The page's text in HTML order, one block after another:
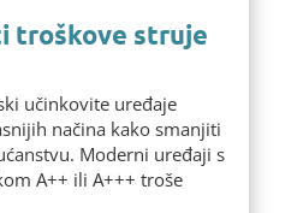
troškove struje
učinkovite uređaje
načina kako smanjiti
Moderni uređaji s
A++ ili A+++ troše